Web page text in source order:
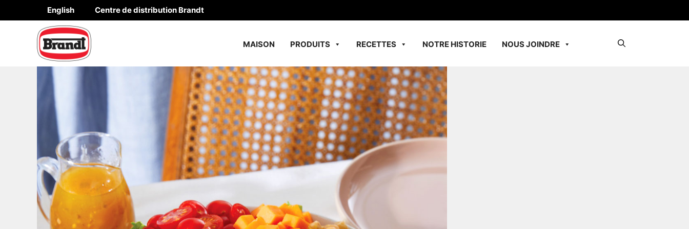
au
English Centre de distribution Brandt
MAISON PRODUITS RECETTES NOTRE HISTORIE NOUS JOINDRE